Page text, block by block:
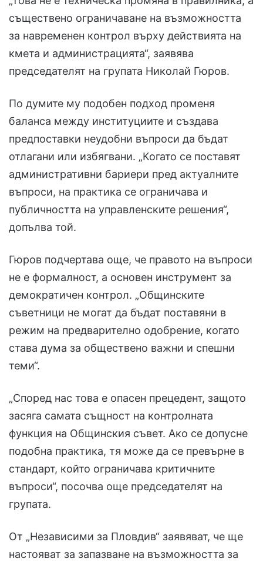
съществено ограничаване на възможността
за навременен контрол върху действията на
кмета и администрацията“, заявява
председателят на групата Николай Гюров.
По думите му подобен подход променя
баланса между институциите и създава
предпоставки неудобни въпроси да бъдат
отлагани или избягвани. „Когато се поставят
административни бариери пред актуалните
въпроси, на практика се ограничава и
публичността на управленските решения“,
допълва той.
Гюров подчертава още, че правото на въпроси
не е формалност, а основен инструмент за
демократичен контрол. „Общинските
съветници не могат да бъдат поставяни в
режим на предварително одобрение, когато
става дума за обществено важни и спешни
теми“.
„Според нас това е опасен прецедент, защото
засяга самата същност на контролната
функция на Общинския съвет. Ако се допусне
подобна практика, тя може да се превърне в
стандарт, който ограничава критичните
въпроси“, посочва още председателят на
групата.
От „Независими за Пловдив“ заявяват, че ще
настояват за запазване на възможността за